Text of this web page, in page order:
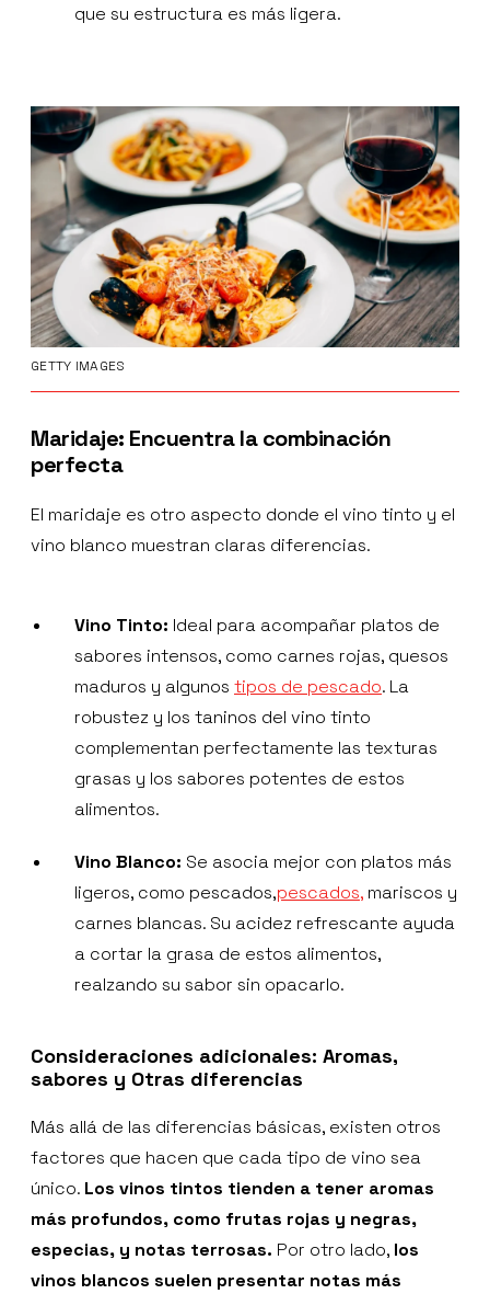
que su estructura es más ligera.
GETTY IMAGES
Maridaje: Encuentra la combinación
perfecta
El maridaje es otro aspecto donde el vino tinto y el
vino blanco muestran claras diferencias.
Vino Tinto: Ideal para acompañar platos de
sabores intensos, como carnes rojas, quesos
maduros y algunos tipos de pescado. La
robustez y los taninos del vino tinto
complementan perfectamente las texturas
grasas y los sabores potentes de estos
alimentos.
Vino Blanco: Se asocia mejor con platos más
ligeros, como pescados,pescados, mariscos y
carnes blancas. Su acidez refrescante ayuda
a cortar la grasa de estos alimentos,
realzando su sabor sin opacarlo.
Consideraciones adicionales: Aromas,
sabores y Otras diferencias
Más allá de las diferencias básicas, existen otros
factores que hacen que cada tipo de vino sea
único. Los vinos tintos tienden a tener aromas
más profundos, como frutas rojas y negras,
especias, y notas terrosas. Por otro lado, los
vinos blancos suelen presentar notas más